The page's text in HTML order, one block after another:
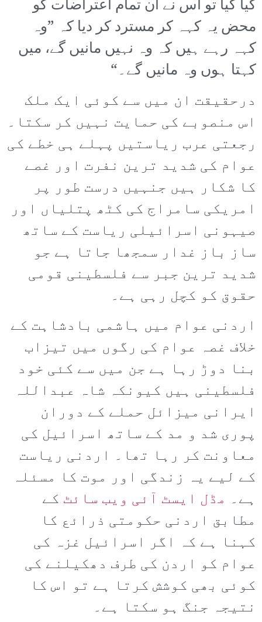
کیا گیا تو اس نے ان تمام اعتراضات کو
محض یہ کہہ کر مسترد کر دیا کہ ”وہ
کہہ رہے ہیں کہ وہ نہیں مانیں گے، میں
کہتا ہوں وہ مانیں گے۔“
درحقیقت ان میں سے کوئی ایک ملک
اس منصوبے کی حمایت نہیں کر سکتا۔
رجعتی عرب ریاستیں پہلے ہی خطے کی
عوام کی شدید ترین نفرت اور غصے
کا شکار ہیں جنہیں درست طور پر
امریکی سامراج کی کٹھ پتلیاں اور
صیہونی اسرائیلی ریاست کے ساتھ
ساز باز غدار سمجھا جاتا ہے جو
شدید ترین جبر سے فلسطینی قومی
حقوق کو کچل رہی ہے۔
اردنی عوام میں ہاشمی بادشاہت کے
خلاف غصہ عوام کی رگوں میں تیزاب
بنا دوڑ رہا ہے جن میں سے کئی خود
فلسطینی ہیں کیونکہ شاہ عبداللہ
ایرانی میزائل حملے کے دوران
پوری شد و مد کے ساتھ اسرائیل کی
معاونت کر رہا تھا۔ اردنی ریاست
کے لیے یہ زندگی اور موت کا مسئلہ
ہے۔ مڈل ایسٹ آئی ویب سائٹ کے
مطابق اردنی حکومتی ذرائع کا
کہنا ہے کہ اگر اسرائیل غزہ کی
عوام کو اردن کی طرف دھکیلنے کی
کوئی بھی کوشش کرتا ہے تو اس کا
نتیجہ جنگ ہو سکتا ہے۔